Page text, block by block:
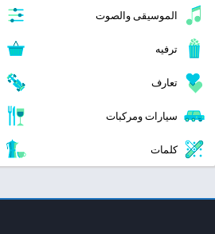
الموسيقى والصوت
ترفيه
تعارف
سيارات ومركبات
كلمات